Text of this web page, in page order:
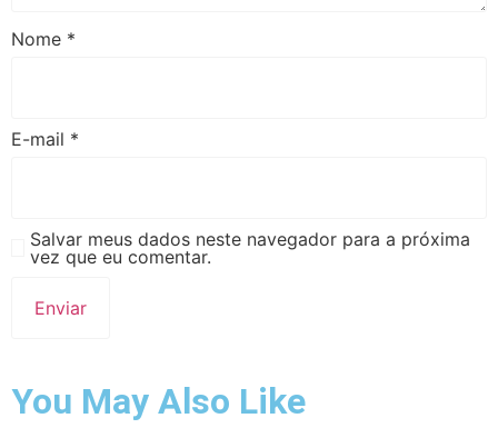
Nome *
E-mail *
Salvar meus dados neste navegador para a próxima
vez que eu comentar.
You May Also Like